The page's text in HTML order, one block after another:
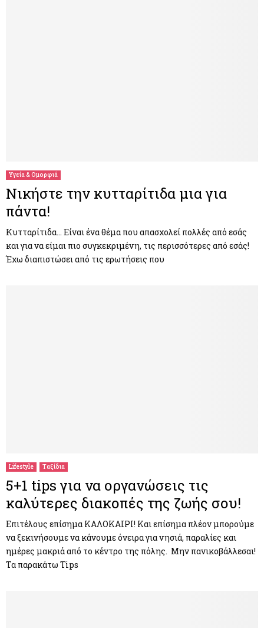
Υγεία & Ομορφιά
Νικήστε την κυτταρίτιδα μια για
πάντα!
Κυτταρίτιδα… Είναι ένα θέμα που απασχολεί πολλές από εσάς
και για να είμαι πιο συγκεκριμένη, τις περισσότερες από εσάς!
Έχω διαπιστώσει από τις ερωτήσεις που
Lifestyle Ταξίδια
5+1 tips για να οργανώσεις τις
καλύτερες διακοπές της ζωής σου!
Επιτέλους επίσημα ΚΑΛΟΚΑΙΡΙ! Και επίσημα πλέον μπορούμε
να ξεκινήσουμε να κάνουμε όνειρα για νησιά, παραλίες και
ημέρες μακριά από το κέντρο της πόλης. Μην πανικοβάλλεσαι!
Τα παρακάτω Tips